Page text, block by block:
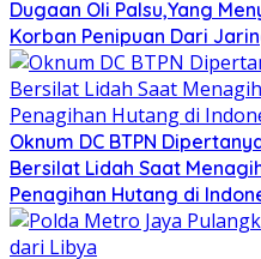
Dugaan Oli Palsu,Yang
Korban Penipuan Dari
Oknum DC BTPN
Bersilat Lidah Saat
Penagihan Hutang di